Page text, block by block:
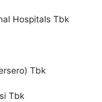
Hospitals Tbk
Tbk
Tbk